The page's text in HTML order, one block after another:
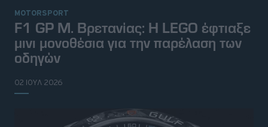
MOTORSPORT
F1 GP Μ. Βρετανίας: Η LEGO έφτιαξε
μινι μονοθέσια για την παρέλαση των
οδηγών
02 ΙΟΥΛ 2026